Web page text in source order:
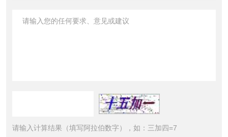
请输入计算结果（填写阿拉伯数字），如：三加四=7